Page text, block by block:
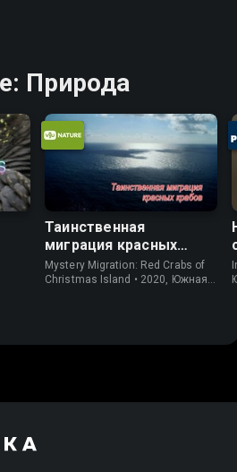
Природа
Таинственная
миграция красных
крабов
Mystery Migration: Red Crabs of
Christmas Island • 2020, Южная